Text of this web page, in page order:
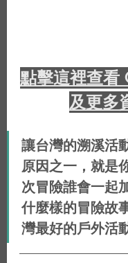
點擊這裡查看
及更多
讓台灣的溯溪活
原因之一，就是
次冒險誰會一起
什麼樣的冒險故
灣最好的戶外活